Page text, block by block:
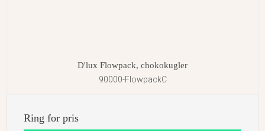
D'lux Flowpack, chokokugler
90000-FlowpackC
Ring for pris